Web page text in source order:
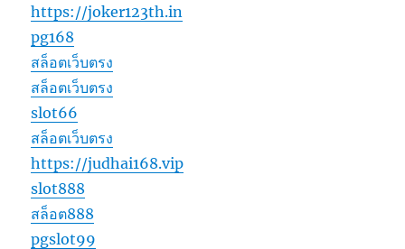
https://joker123th.in
pg168
สล็อตเว็บตรง
สล็อตเว็บตรง
slot66
สล็อตเว็บตรง
https://judhai168.vip
slot888
สล็อต888
pgslot99